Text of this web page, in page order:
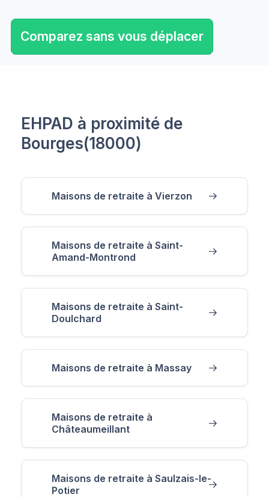
Comparez sans vous déplacer
EHPAD à proximité de
Bourges(18000)
Maisons de retraite à Vierzon
Maisons de retraite à Saint-
Amand-Montrond
Maisons de retraite à Saint-
Doulchard
Maisons de retraite à Massay
Maisons de retraite à
Châteaumeillant
Maisons de retraite à Saulzais-le-
Potier